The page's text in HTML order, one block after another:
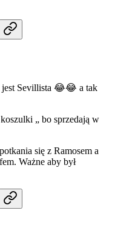
jest Sevillista 😂😂 a tak
„ bo sprzedają w
się z Ramosem a
Ważne aby był